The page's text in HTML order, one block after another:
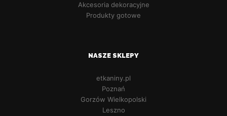
Akcesoria dekoracyjne
Produkty gotowe
NASZE SKLEPY
etkaniny.pl
Poznań
Gorzów Wielkopolski
Leszno